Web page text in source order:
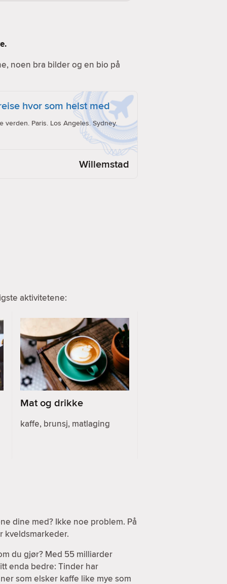
noen bra bilder og en bio på
hvor som helst med
verden. Paris. Los Angeles. Sydney.
Willemstad
aktivitetene:
Mat og drikke
kaffe, brunsj, matlaging
dine med? Ikke noe problem. På
kveldsmarkeder.
du gjør? Med 55 milliarder
enda bedre: Tinder har
som elsker kaffe like mye som